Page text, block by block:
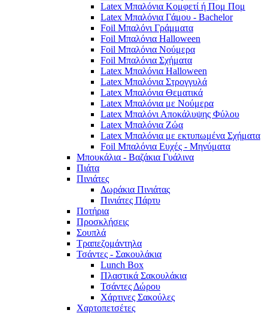
Latex Μπαλόνια Κομφετί ή Πομ Πομ
Latex Μπαλόνια Γάμου - Bachelor
Foil Μπαλόνι Γράμματα
Foil Μπαλόνια Halloween
Foil Μπαλόνια Νούμερα
Foil Μπαλόνια Σχήματα
Latex Μπαλόνια Halloween
Latex Μπαλόνια Στρογγυλά
Latex Μπαλόνια Θεματικά
Latex Μπαλόνια με Νούμερα
Latex Μπαλόνι Αποκάλυψης Φύλου
Latex Μπαλόνια Ζώα
Latex Μπαλόνια με εκτυπωμένα Σχήματα
Foil Μπαλόνια Ευχές - Μηνύματα
Μπουκάλια - Βαζάκια Γυάλινα
Πιάτα
Πινιάτες
Δωράκια Πινιάτας
Πινιάτες Πάρτυ
Ποτήρια
Προσκλήσεις
Σουπλά
Τραπεζομάντηλα
Τσάντες - Σακουλάκια
Lunch Box
Πλαστικά Σακουλάκια
Τσάντες Δώρου
Χάρτινες Σακούλες
Χαρτοπετσέτες